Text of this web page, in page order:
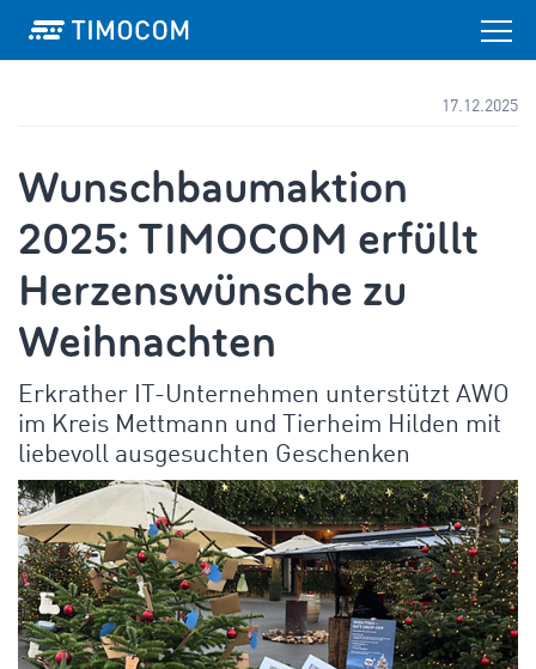
17.12.2025
Wunschbaumaktion
2025: TIMOCOM erfüllt
Herzenswünsche zu
Weihnachten
Erkrather IT-Unternehmen unterstützt AWO
im Kreis Mettmann und Tierheim Hilden mit
liebevoll ausgesuchten Geschenken